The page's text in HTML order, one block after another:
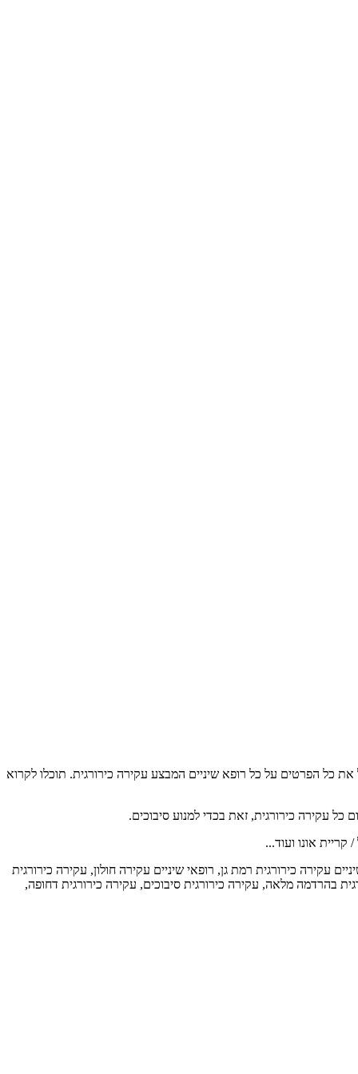
כל הפרטים על כל רופא שיניים המבצע עקירה כירורגית. תוכלו לקרוא
כל עקירה כירורגית, זאת בכדי למנוע סיבוכים.
אונו ועוד...
עקירה כירורגית רמת גן, רופאי שיניים עקירה חולון, עקירה כירורגית
בהרדמה מלאה, עקירה כירורגית סיבוכים, עקירה כירורגית דחופה,